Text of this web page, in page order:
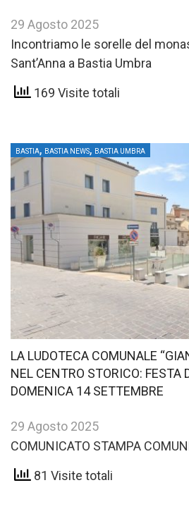
29 Agosto 2025
Incontriamo le sorelle del
Sant’Anna a Bastia Umbra
169 Visite totali
BASTIA, BASTIA NEWS, BASTIA UMBRA
LA LUDOTECA COMUNALE
NEL CENTRO STORICO: FESTA
DOMENICA 14 SETTEMBRE
29 Agosto 2025
COMUNICATO STAMPA
81 Visite totali